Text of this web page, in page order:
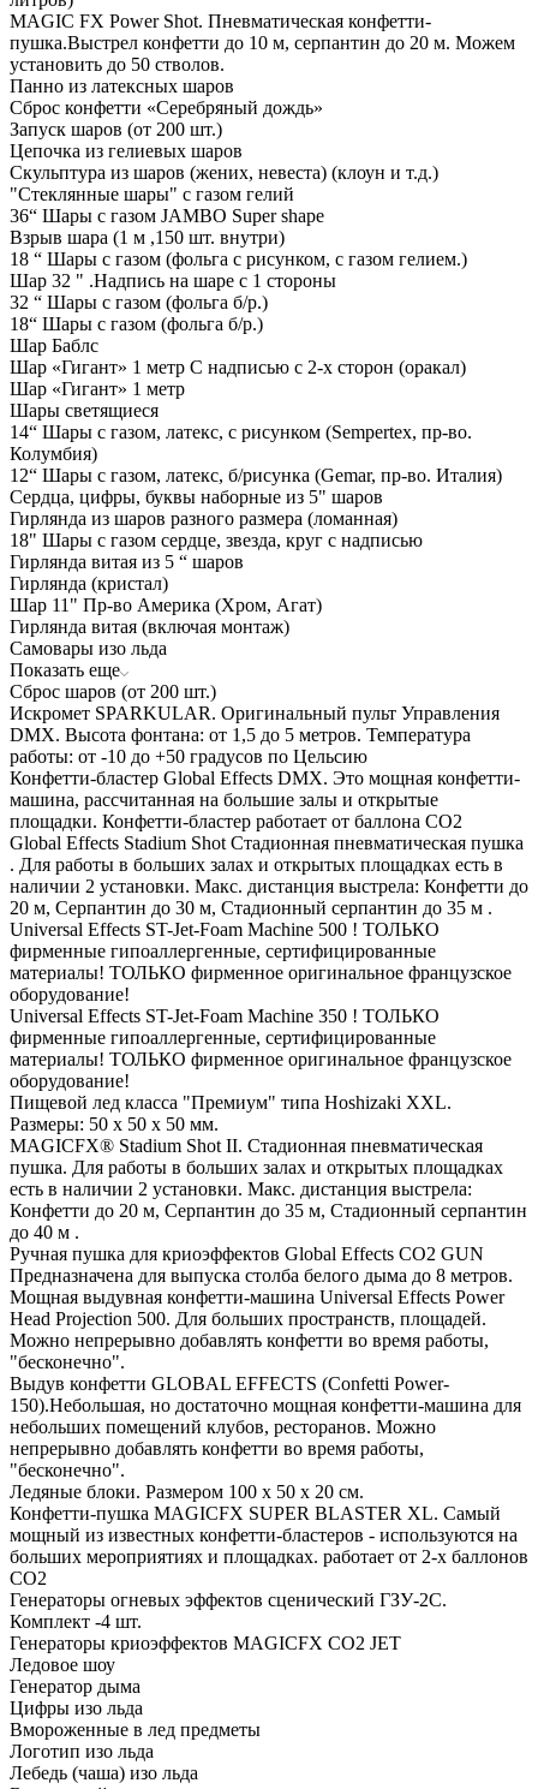
MAGIC FX Power Shot. Пневматическая конфетти-
пушка.Выстрел конфетти до 10 м, серпантин до 20 м. Можем
установить до 50 стволов.
Панно из латексных шаров
Сброс конфетти «Серебряный дождь»
Запуск шаров (от 200 шт.)
Цепочка из гелиевых шаров
Скульптура из шаров (жених, невеста) (клоун и т.д.)
"Стеклянные шары" с газом гелий
36“ Шары с газом JAMBO Super shape
Взрыв шара (1 м ,150 шт. внутри)
18 “ Шары с газом (фольга с рисунком, с газом гелием.)
Шар 32 " .Надпись на шаре с 1 стороны
32 “ Шары с газом (фольга б/р.)
18“ Шары с газом (фольга б/р.)
Шар Баблс
Шар «Гигант» 1 метр С надписью с 2-х сторон (оракал)
Шар «Гигант» 1 метр
Шары светящиеся
14“ Шары с газом, латекс, с рисунком (Sempertex, пр-во.
Колумбия)
12“ Шары с газом, латекс, б/рисунка (Gemar, пр-во. Италия)
Сердца, цифры, буквы наборные из 5" шаров
Гирлянда из шаров разного размера (ломанная)
18" Шары с газом сердце, звезда, круг с надписью
Гирлянда витая из 5 “ шаров
Гирлянда (кристал)
Шар 11" Пр-во Америка (Хром, Агат)
Гирлянда витая (включая монтаж)
Самовары изо льда
Показать еще
Сброс шаров (от 200 шт.)
Искромет SPARKULAR. Оригинальный пульт Управления
DMX. Высота фонтана: от 1,5 до 5 метров. Температура
работы: от -10 до +50 градусов по Цельсию
Конфетти-бластер Global Effects DMX. Это мощная конфетти-
машина, рассчитанная на большие залы и открытые
площадки. Конфетти-бластер работает от баллона СО2
Global Effects Stadium Shot Стадионная пневматическая пушка
. Для работы в больших залах и открытых площадках есть в
наличии 2 установки. Макс. дистанция выстрела: Конфетти до
20 м, Серпантин до 30 м, Стадионный серпантин до 35 м .
Universal Effects ST-Jet-Foam Machine 500 ! ТОЛЬКО
фирменные гипоаллергенные, сертифицированные
материалы! ТОЛЬКО фирменное оригинальное французское
оборудование!
Universal Effects ST-Jet-Foam Machine 350 ! ТОЛЬКО
фирменные гипоаллергенные, сертифицированные
материалы! ТОЛЬКО фирменное оригинальное французское
оборудование!
Пищевой лед класса "Премиум" типа Hoshizaki XXL.
Размеры: 50 х 50 х 50 мм.
MAGICFX® Stadium Shot II. Стадионная пневматическая
пушка. Для работы в больших залах и открытых площадках
есть в наличии 2 установки. Макс. дистанция выстрела:
Конфетти до 20 м, Серпантин до 35 м, Стадионный серпантин
до 40 м .
Ручная пушка для криоэффектов Global Effects CO2 GUN
Предназначена для выпуска столба белого дыма до 8 метров.
Мощная выдувная конфетти-машина Universal Effects Power
Head Projection 500. Для больших пространств, площадей.
Можно непрерывно добавлять конфетти во время работы,
"бесконечно".
Выдув конфетти GLOBAL EFFECTS (Confetti Power-
150).Небольшая, но достаточно мощная конфетти-машина для
небольших помещений клубов, ресторанов. Можно
непрерывно добавлять конфетти во время работы,
"бесконечно".
Ледяные блоки. Размером 100 х 50 х 20 см.
Конфетти-пушка MAGICFX SUPER BLASTER XL. Самый
мощный из известных конфетти-бластеров - используются на
больших мероприятиях и площадках. работает от 2-х баллонов
СО2
Генераторы огневых эффектов сценический ГЗУ-2С.
Комплект -4 шт.
Генераторы криоэффектов MAGICFX CO2 JET
Ледовое шоу
Генератор дыма
Цифры изо льда
Вмороженные в лед предметы
Логотип изо льда
Лебедь (чаша) изо льда